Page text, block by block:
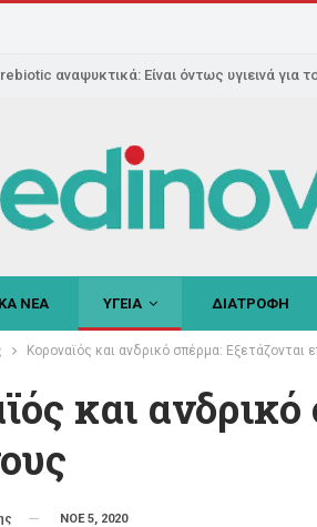
αναψυκτικά: Είναι όντως υγιεινά για
ΝΕΑ ΥΓΕΙΑ ΔΙΑΤΡΟΦΗ
Κοροναϊός και ανδρικό σπέρμα: Εξετάζονται
και
ΝΟΕ 5, 2020